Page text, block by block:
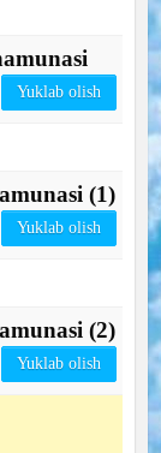
Yuklab olish
(1)
Yuklab olish
(2)
Yuklab olish